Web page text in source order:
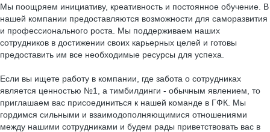
Мы поощряем инициативу, креативность и постоянное обучение. В
нашей компании предоставляются возможности для саморазвития
и профессионального роста. Мы поддерживаем наших
сотрудников в достижении своих карьерных целей и готовы
предоставить им все необходимые ресурсы для успеха.
Если вы ищете работу в компании, где забота о сотрудниках
является ценностью №1, а тимбилдинги - обычным явлением, то
приглашаем вас присоединиться к нашей команде в ГФК. Мы
гордимся сильными и взаимодополняющимися отношениями
между нашими сотрудниками и будем рады приветствовать вас в